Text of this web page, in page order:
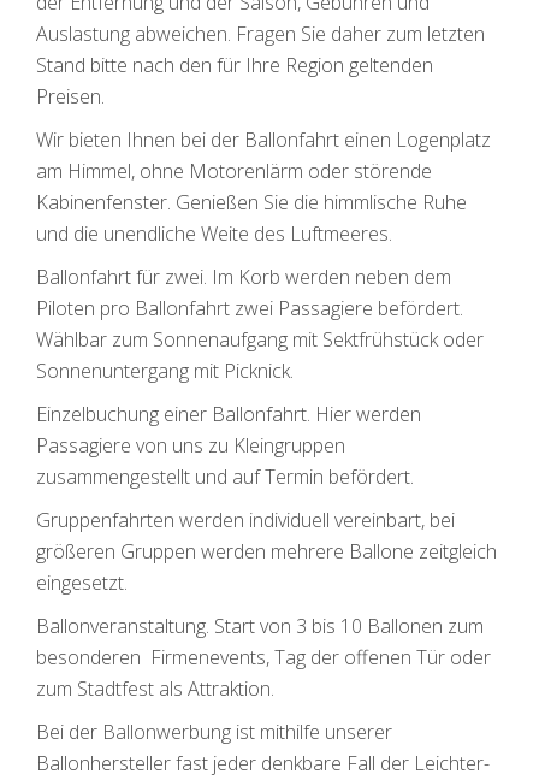
Auslastung abweichen. Fragen Sie daher zum letzten
Stand bitte nach den für Ihre Region geltenden
Preisen.
Wir bieten Ihnen bei der Ballonfahrt einen Logenplatz
am Himmel, ohne Motorenlärm oder störende
Kabinenfenster. Genießen Sie die himmlische Ruhe
und die unendliche Weite des Luftmeeres.
Ballonfahrt für zwei. Im Korb werden neben dem
Piloten pro Ballonfahrt zwei Passagiere befördert.
Wählbar zum Sonnenaufgang mit Sektfrühstück oder
Sonnenuntergang mit Picknick.
Einzelbuchung einer Ballonfahrt. Hier werden
Passagiere von uns zu Kleingruppen
zusammengestellt und auf Termin befördert.
Gruppenfahrten werden individuell vereinbart, bei
größeren Gruppen werden mehrere Ballone zeitgleich
eingesetzt.
Ballonveranstaltung. Start von 3 bis 10 Ballonen zum
besonderen Firmenevents, Tag der offenen Tür oder
zum Stadtfest als Attraktion.
Bei der Ballonwerbung ist mithilfe unserer
Ballonhersteller fast jeder denkbare Fall der Leichter-